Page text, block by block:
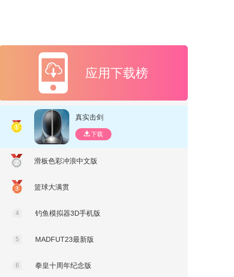
应用下载榜
真实击剑
下载
滑板色彩冲浪中文版
篮球大满贯
4 钓鱼模拟器3D手机版
5 MADFUT23最新版
6 拳皇十周年纪念版